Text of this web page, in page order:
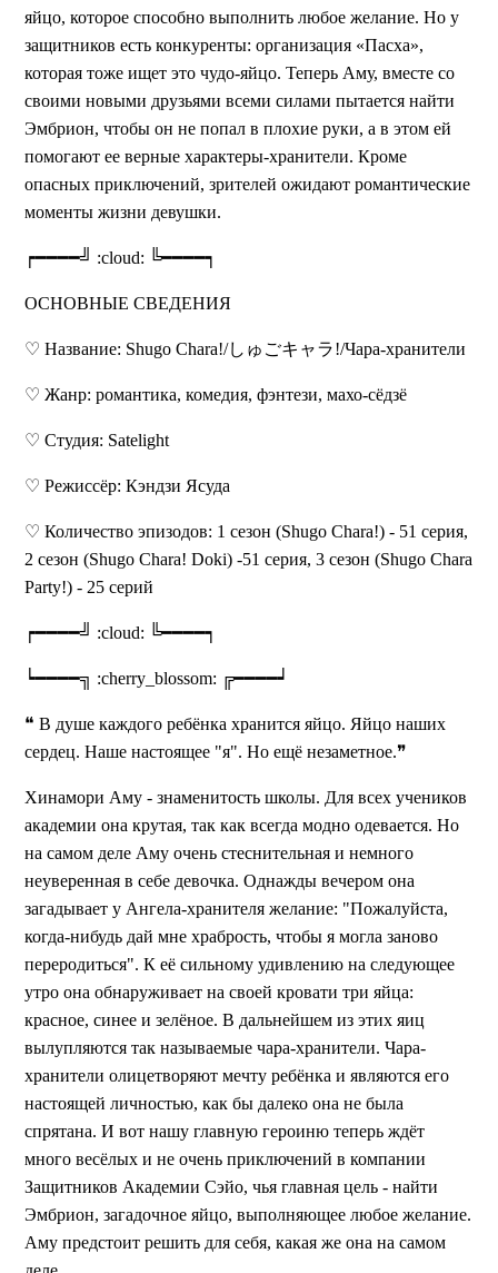
яйцо, которое способно выполнить любое желание. Но у
защитников есть конкуренты: организация «Пасха»,
которая тоже ищет это чудо-яйцо. Теперь Аму, вместе со
своими новыми друзьями всеми силами пытается найти
Эмбрион, чтобы он не попал в плохие руки, а в этом ей
помогают ее верные характеры-хранители. Кроме
опасных приключений, зрителей ожидают романтические
моменты жизни девушки.
┍━━━━╝ :cloud: ╚━━━━┑
ОСНОВНЫЕ СВЕДЕНИЯ
♡ Название: Shugo Chara!/しゅごキャラ!/Чара-хранители
♡ Жанр: романтика, комедия, фэнтези, махо-сёдзё
♡ Студия: Satelight
♡ Режиссёр: Кэндзи Ясуда
♡ Количество эпизодов: 1 сезон (Shugo Chara!) - 51 серия,
2 сезон (Shugo Chara! Doki) -51 серия, 3 сезон (Shugo Chara
Party!) - 25 серий
┍━━━━╝ :cloud: ╚━━━━┑
┕━━━━╗ :cherry_blossom: ╔━━━━┙
❝ В душе каждого ребёнка хранится яйцо. Яйцо наших
сердец. Наше настоящее "я". Но ещё незаметное.❞
Хинамори Аму - знаменитость школы. Для всех учеников
академии она крутая, так как всегда модно одевается. Но
на самом деле Аму очень стеснительная и немного
неуверенная в себе девочка. Однажды вечером она
загадывает у Ангела-хранителя желание: "Пожалуйста,
когда-нибудь дай мне храбрость, чтобы я могла заново
переродиться". К её сильному удивлению на следующее
утро она обнаруживает на своей кровати три яйца:
красное, синее и зелёное. В дальнейшем из этих яиц
вылупляются так называемые чара-хранители. Чара-
хранители олицетворяют мечту ребёнка и являются его
настоящей личностью, как бы далеко она не была
спрятана. И вот нашу главную героиню теперь ждёт
много весёлых и не очень приключений в компании
Защитников Академии Сэйо, чья главная цель - найти
Эмбрион, загадочное яйцо, выполняющее любое желание.
Аму предстоит решить для себя, какая же она на самом